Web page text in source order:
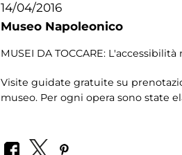
14/04/2016
Museo Napoleonico
MUSEI DA TOCCARE:
Visite guidate gratuite su
museo. Per ogni opera sono state